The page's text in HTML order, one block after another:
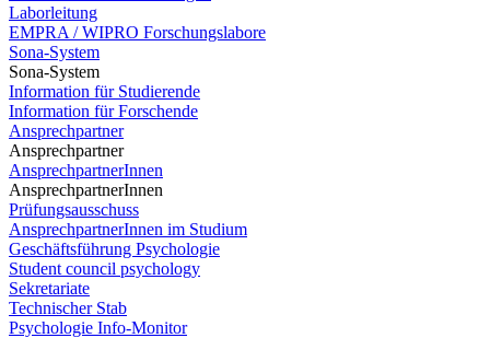
Laborleitung
EMPRA / WIPRO Forschungslabore
Sona-System
Sona-System
Information für Studierende
Information für Forschende
Ansprechpartner
Ansprechpartner
AnsprechpartnerInnen
AnsprechpartnerInnen
Prüfungsausschuss
AnsprechpartnerInnen im Studium
Geschäftsführung Psychologie
Student council psychology
Sekretariate
Technischer Stab
Psychologie Info-Monitor